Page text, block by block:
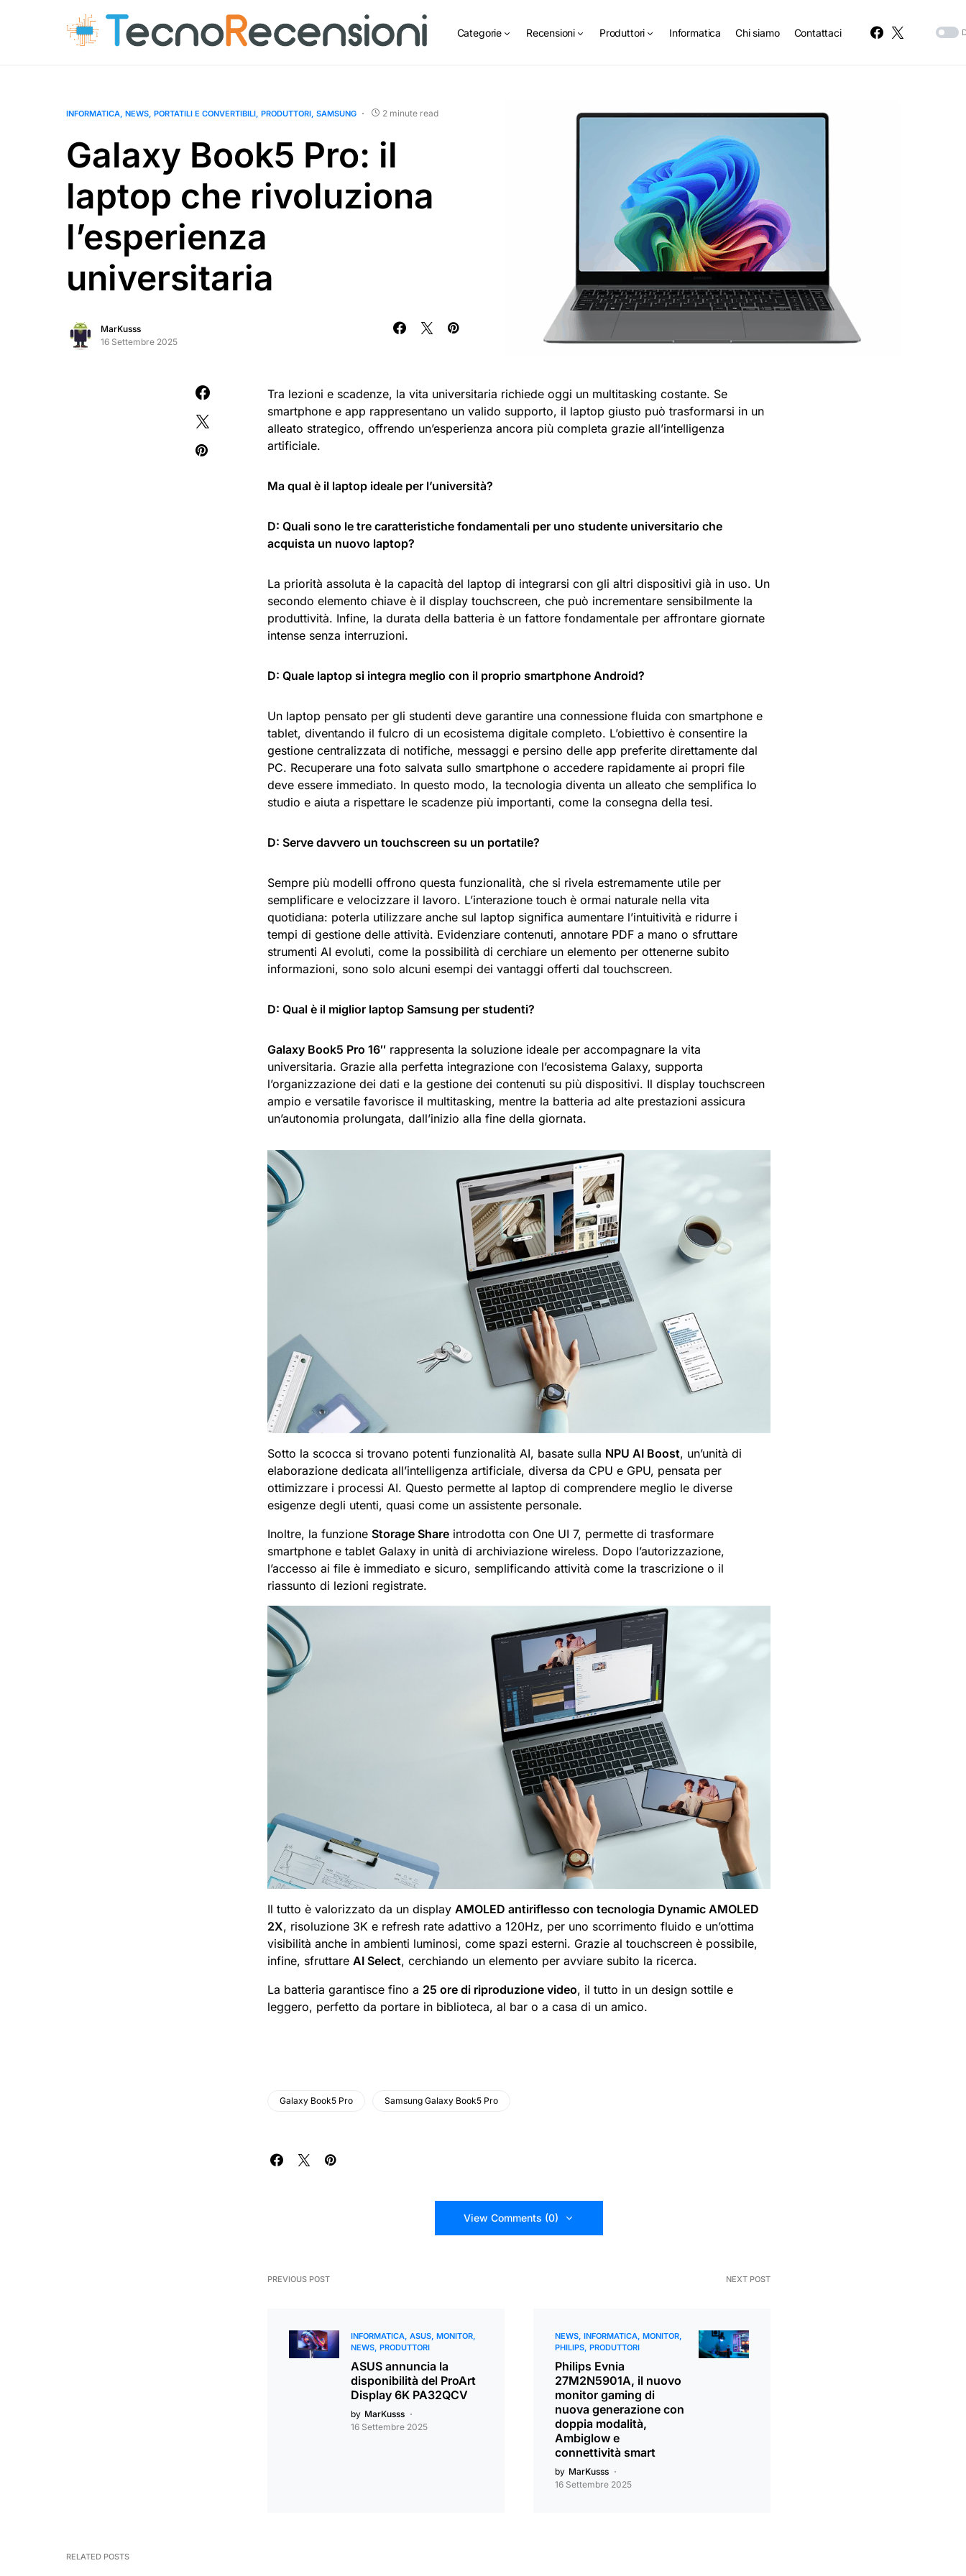
Categorie Recensioni Produttori Informatica Chi siamo Contattaci
INFORMATICA NEWS PORTATILI E CONVERTIBILI PRODUTTORI SAMSUNG 2 minute read
Galaxy Book5 Pro: il
laptop che rivoluziona
l’esperienza
universitaria
MarKusss
16 Settembre 2025
Tra lezioni e scadenze, la vita universitaria richiede oggi un multitasking costante. Se
smartphone e app rappresentano un valido supporto, il laptop giusto può trasformarsi in un
alleato strategico, offrendo un’esperienza ancora più completa grazie all’intelligenza
artificiale.
Ma qual è il laptop ideale per l’università?
D: Quali sono le tre caratteristiche fondamentali per uno studente universitario che
acquista un nuovo laptop?
La priorità assoluta è la capacità del laptop di integrarsi con gli altri dispositivi già in uso. Un
secondo elemento chiave è il display touchscreen, che può incrementare sensibilmente la
produttività. Infine, la durata della batteria è un fattore fondamentale per affrontare giornate
intense senza interruzioni.
D: Quale laptop si integra meglio con il proprio smartphone Android?
Un laptop pensato per gli studenti deve garantire una connessione fluida con smartphone e
tablet, diventando il fulcro di un ecosistema digitale completo. L’obiettivo è consentire la
gestione centralizzata di notifiche, messaggi e persino delle app preferite direttamente dal
PC. Recuperare una foto salvata sullo smartphone o accedere rapidamente ai propri file
deve essere immediato. In questo modo, la tecnologia diventa un alleato che semplifica lo
studio e aiuta a rispettare le scadenze più importanti, come la consegna della tesi.
D: Serve davvero un touchscreen su un portatile?
Sempre più modelli offrono questa funzionalità, che si rivela estremamente utile per
semplificare e velocizzare il lavoro. L’interazione touch è ormai naturale nella vita
quotidiana: poterla utilizzare anche sul laptop significa aumentare l’intuitività e ridurre i
tempi di gestione delle attività. Evidenziare contenuti, annotare PDF a mano o sfruttare
strumenti AI evoluti, come la possibilità di cerchiare un elemento per ottenerne subito
informazioni, sono solo alcuni esempi dei vantaggi offerti dal touchscreen.
D: Qual è il miglior laptop Samsung per studenti?
Galaxy Book5 Pro 16″ rappresenta la soluzione ideale per accompagnare la vita
universitaria. Grazie alla perfetta integrazione con l’ecosistema Galaxy, supporta
l’organizzazione dei dati e la gestione dei contenuti su più dispositivi. Il display touchscreen
ampio e versatile favorisce il multitasking, mentre la batteria ad alte prestazioni assicura
un’autonomia prolungata, dall’inizio alla fine della giornata.
Sotto la scocca si trovano potenti funzionalità AI, basate sulla NPU AI Boost, un’unità di
elaborazione dedicata all’intelligenza artificiale, diversa da CPU e GPU, pensata per
ottimizzare i processi AI. Questo permette al laptop di comprendere meglio le diverse
esigenze degli utenti, quasi come un assistente personale.
Inoltre, la funzione Storage Share introdotta con One UI 7, permette di trasformare
smartphone e tablet Galaxy in unità di archiviazione wireless. Dopo l’autorizzazione,
l’accesso ai file è immediato e sicuro, semplificando attività come la trascrizione o il
riassunto di lezioni registrate.
Il tutto è valorizzato da un display AMOLED antiriflesso con tecnologia Dynamic AMOLED
2X, risoluzione 3K e refresh rate adattivo a 120Hz, per uno scorrimento fluido e un’ottima
visibilità anche in ambienti luminosi, come spazi esterni. Grazie al touchscreen è possibile,
infine, sfruttare AI Select, cerchiando un elemento per avviare subito la ricerca.
La batteria garantisce fino a 25 ore di riproduzione video, il tutto in un design sottile e
leggero, perfetto da portare in biblioteca, al bar o a casa di un amico.
Galaxy Book5 Pro Samsung Galaxy Book5 Pro
View Comments (0)
PREVIOUS POST
INFORMATICA ASUS MONITOR
NEWS PRODUTTORI
ASUS annuncia la
disponibilità del ProArt
Display 6K PA32QCV
by MarKusss
16 Settembre 2025
NEXT POST
NEWS INFORMATICA MONITOR
PHILIPS PRODUTTORI
Philips Evnia
27M2N5901A, il nuovo
monitor gaming di
nuova generazione con
doppia modalità,
Ambiglow e
connettività smart
by MarKusss
16 Settembre 2025
RELATED POSTS